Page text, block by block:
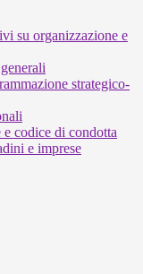
su organizzazione e
strategico-
codice di condotta
e imprese